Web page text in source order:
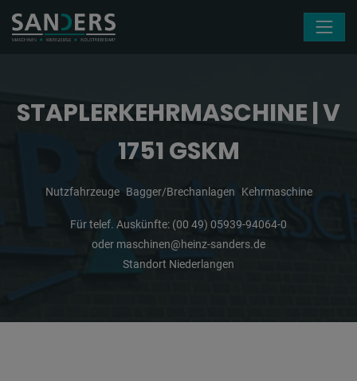
STAPLERKEHRMASCHINE | V
1751 GSKM
Nutzfahrzeuge Bagger/Brechanlagen Kehrmaschine
Für telef. Auskünfte: (00 49) 05939-94064-0
oder maschinen@heinz-sanders.de
Standort Niederlangen